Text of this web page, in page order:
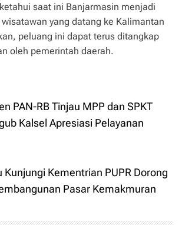
saat ini Banjarmasin menjadi
yang datang ke Kalimantan
peluang ini dapat terus ditangkap
oleh pemerintah daerah.
PAN-RB Tinjau MPP dan SPKT
Kalsel Apresiasi Pelayanan
Kunjungi Kementrian PUPR Dorong
Pasar Kemakmuran